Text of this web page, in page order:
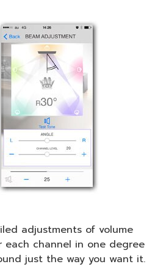
adjustments of volume
each channel in one degree
just the way you want it.